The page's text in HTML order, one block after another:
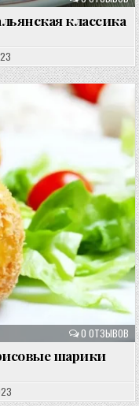
классика
0 ОТЗЫВОВ
шарики